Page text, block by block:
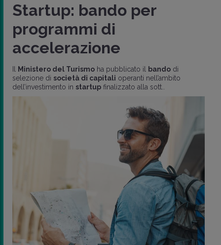
Startup: bando per
programmi di
accelerazione
Ministero del Turismo ha pubblicato il bando di
selezione di società di capitali operanti nell’ambito
dell’investimento in startup finalizzato alla sott..